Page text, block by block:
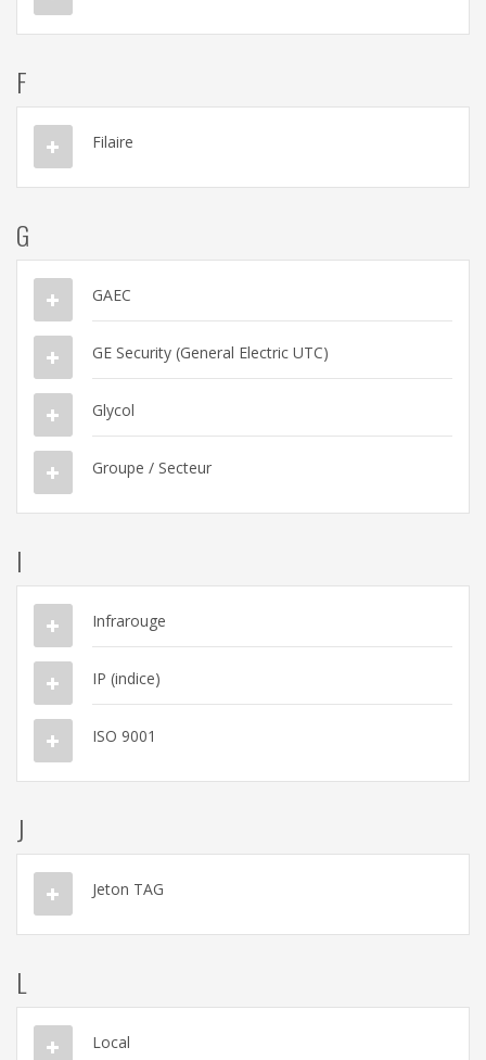
F
Filaire
G
GAEC
GE Security (General Electric UTC)
Glycol
Groupe / Secteur
I
Infrarouge
IP (indice)
ISO 9001
J
Jeton TAG
L
Local